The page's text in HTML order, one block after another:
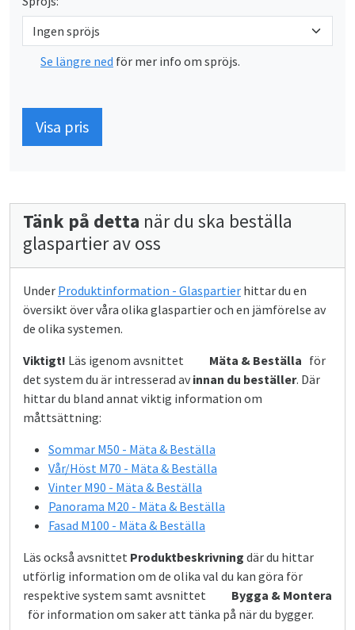
Se längre ned för mer info om spröjs.
Visa pris
Tänk på detta när du ska beställa
glaspartier av oss
Under Produktinformation - Glaspartier hittar du en
översikt över våra olika glaspartier och en jämförelse av
de olika systemen.
Viktigt! Läs igenom avsnittet Mäta & Beställa för
det system du är intresserad av innan du beställer. Där
hittar du bland annat viktig information om
måttsättning:
Sommar M50 - Mäta & Beställa
Vår/Höst M70 - Mäta & Beställa
Vinter M90 - Mäta & Beställa
Panorama M20 - Mäta & Beställa
Fasad M100 - Mäta & Beställa
Läs också avsnittet Produktbeskrivning där du hittar
utförlig information om de olika val du kan göra för
respektive system samt avsnittet
Bygga & Montera
för information om saker att tänka på när du bygger.